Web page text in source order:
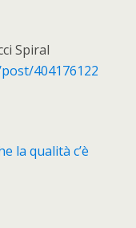
Spiral
404176122
la qualità c’è